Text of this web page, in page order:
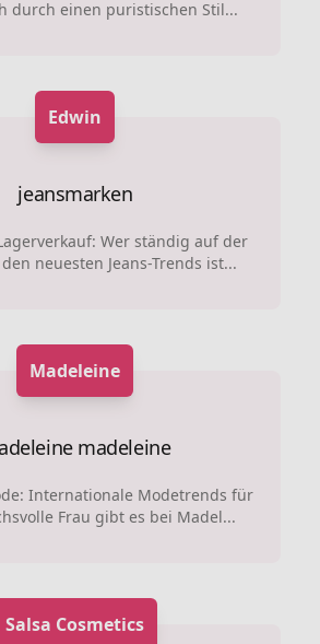
durch einen puristischen Stil...
Edwin
jeansmarken
Wer ständig auf der
neuesten Jeans-Trends ist...
Madeleine
madeleine
Internationale Modetrends für
Frau gibt es bei Madel...
Salsa Cosmetics